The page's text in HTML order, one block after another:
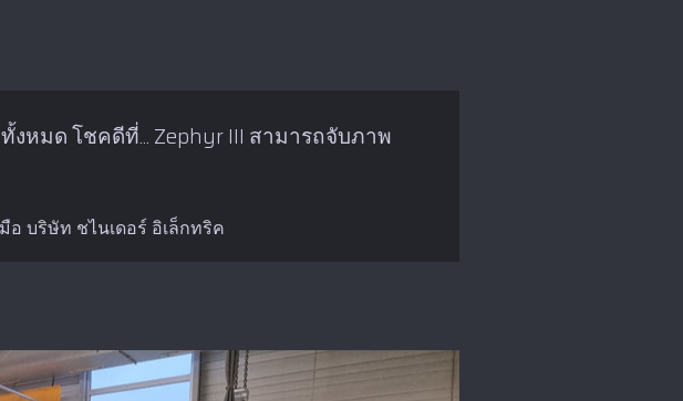
หมด โชคดีที่... Zephyr III สามารถจับภาพ
อ บริษัท ชไนเดอร์ อิเล็กทริค